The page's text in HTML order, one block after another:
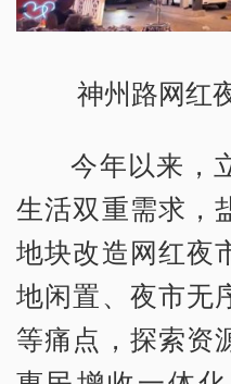
神州路网红
今年以来，
生活双重需求，
地块改造网红夜
地闲置、夜市无
等痛点，探索资